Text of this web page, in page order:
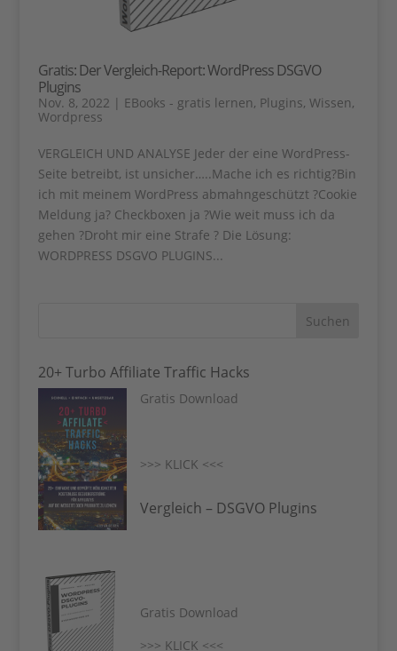
Gratis: Der Vergleich-Report: WordPress DSGVO
Plugins
Nov. 8, 2022 | EBooks - gratis lernen, Plugins, Wissen,
Wordpress
VERGLEICH UND ANALYSE Jeder der eine WordPress-
Seite betreibt, ist unsicher…..Mache ich es richtig?Bin
ich mit meinem WordPress abmahngeschützt ?Cookie
Meldung ja? Checkboxen ja ?Wie weit muss ich da
gehen ?Droht mir eine Strafe ? Die Lösung:
WORDPRESS DSGVO PLUGINS...
20+ Turbo Affiliate Traffic Hacks
Gratis Download
>>> KLICK <<<
Vergleich – DSGVO Plugins
Gratis Download
>>> KLICK <<<